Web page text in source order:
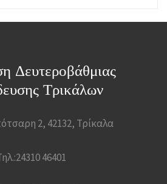
Δευτεροβάθμιας
Τρικάλων
2, 42132, Τρίκαλα
46401